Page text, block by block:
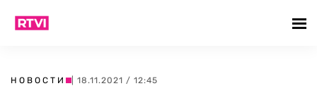
НОВОСТИ | 18.11.2021 / 12:45